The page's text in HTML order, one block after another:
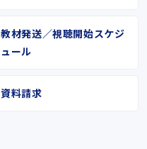
教材発送／視聴開始スケジ
ュール
資料請求